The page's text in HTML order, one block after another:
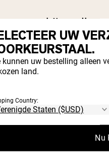
van bijna elke
verkort tijdens
bij een
spanning
het
UW
kunnen uw bestelling alleen
land.
Country:
Nu